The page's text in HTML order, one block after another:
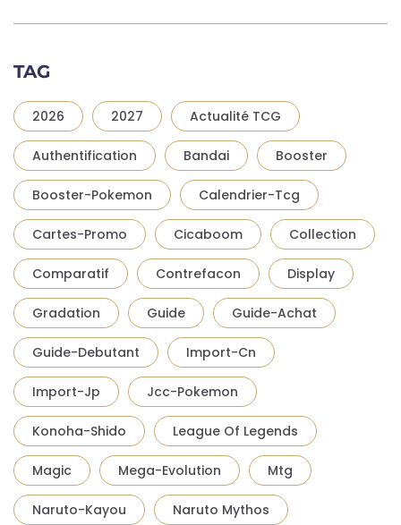
TAG
2026 2027 Actualité TCG
Authentification Bandai Booster
Booster-Pokemon Calendrier-Tcg
Cartes-Promo Cicaboom Collection
Comparatif Contrefacon Display
Gradation Guide Guide-Achat
Guide-Debutant Import-Cn
Import-Jp Jcc-Pokemon
Konoha-Shido League Of Legends
Magic Mega-Evolution Mtg
Naruto-Kayou Naruto Mythos